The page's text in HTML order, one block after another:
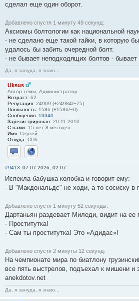
сделал еще один оборот.
Добавлено спустя 1 минуту 49 секунд:
Аксиомы болтологии как национальной
- не сделано еще такой гайки, в которую
удалось бы забить очередной болт.
- не бывает неподходящих болтов - бывает
Да, я зануда, я знаю...
Uksus
Автор темы, Администратор
Возраст: 62
Репутация: 24909 (+24984/−75)
Лояльность: 1586 (+1586/−0)
Сообщения: 13340
Зарегистрирован: 20.11.2010
С нами: 15 лет 8 месяцев
Имя: Сергей
Откуда: СПб
Отправить личное сообщение
Сайт
#9413 07.07.2026, 02:07
Испекла бабушка колобка и говорит ему:
- В "Макдональдс" не ходи, а то сосиску в
Добавлено спустя 1 минуту 52 секунды:
Дартаньян раздевает Миледи, видит на ее
- Проститутка!
- Сам ты проститутка! Это «Адидас»!
Добавлено спустя 2 минуты 12 секунд:
На чемпионате мира по биатлону
все пять выстрелов, подъехал к мишени и
anekdotov.net
Да, я зануда, я знаю...